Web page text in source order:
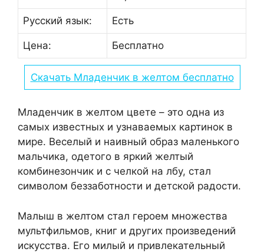
Русский язык: Есть
Цена: Бесплатно
Скачать Младенчик в желтом бесплатно
Младенчик в желтом цвете – это одна из
самых известных и узнаваемых картинок в
мире. Веселый и наивный образ маленького
мальчика, одетого в яркий желтый
комбинезончик и с челкой на лбу, стал
символом беззаботности и детской радости.
Малыш в желтом стал героем множества
мультфильмов, книг и других произведений
искусства. Его милый и привлекательный